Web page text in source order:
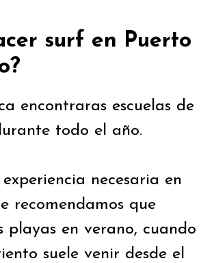
surf en Puerto
encontraras escuelas de
todo el año.
necesaria en
recomendamos que
playas en verano, cuando
suele venir desde el